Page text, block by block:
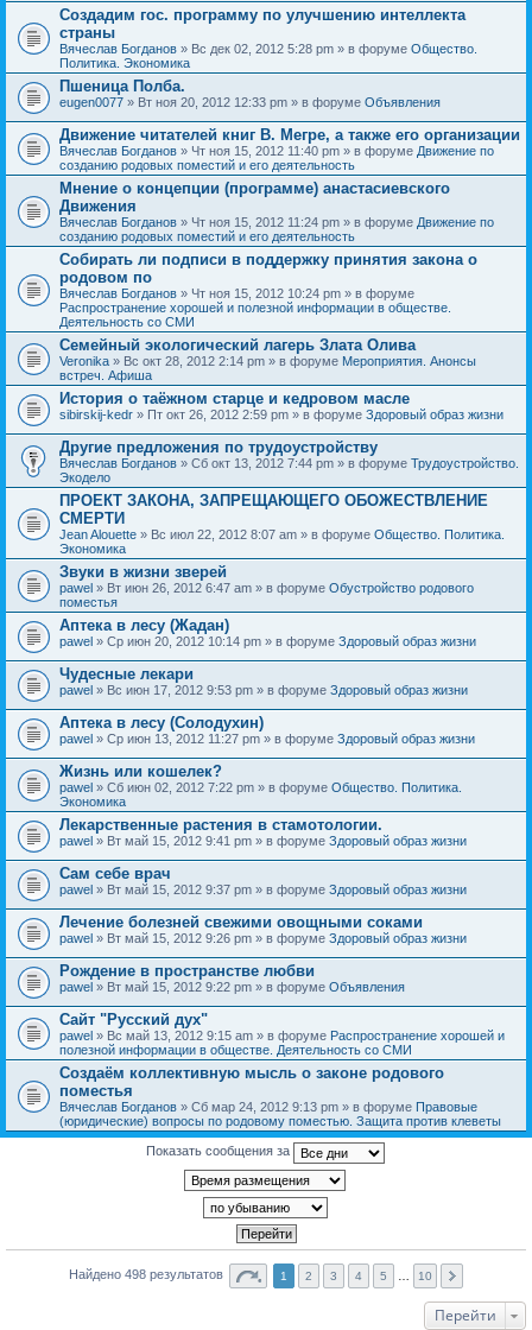
Создадим гос. программу по улучшению интеллекта
страны
Вячеслав Богданов » Вс дек 02, 2012 5:28 pm » в форуме Общество.
Политика. Экономика
Пшеница Полба.
eugen0077 » Вт ноя 20, 2012 12:33 pm » в форуме Объявления
Движение читателей книг В. Мегре, а также его организации
Вячеслав Богданов » Чт ноя 15, 2012 11:40 pm » в форуме Движение по
созданию родовых поместий и его деятельность
Мнение о концепции (программе) анастасиевского
Движения
Вячеслав Богданов » Чт ноя 15, 2012 11:24 pm » в форуме Движение по
созданию родовых поместий и его деятельность
Собирать ли подписи в поддержку принятия закона о
родовом по
Вячеслав Богданов » Чт ноя 15, 2012 10:24 pm » в форуме
Распространение хорошей и полезной информации в обществе.
Деятельность со СМИ
Семейный экологический лагерь Злата Олива
Veronika » Вс окт 28, 2012 2:14 pm » в форуме Мероприятия. Анонсы
встреч. Афиша
История о таёжном старце и кедровом масле
sibirskij-kedr » Пт окт 26, 2012 2:59 pm » в форуме Здоровый образ жизни
Другие предложения по трудоустройству
Вячеслав Богданов » Сб окт 13, 2012 7:44 pm » в форуме Трудоустройство.
Экодело
ПРОЕКТ ЗАКОНА, ЗАПРЕЩАЮЩЕГО ОБОЖЕСТВЛЕНИЕ
СМЕРТИ
Jean Alouette » Вс июл 22, 2012 8:07 am » в форуме Общество. Политика.
Экономика
Звуки в жизни зверей
pawel » Вт июн 26, 2012 6:47 am » в форуме Обустройство родового
поместья
Аптека в лесу (Жадан)
pawel » Ср июн 20, 2012 10:14 pm » в форуме Здоровый образ жизни
Чудесные лекари
pawel » Вс июн 17, 2012 9:53 pm » в форуме Здоровый образ жизни
Аптека в лесу (Солодухин)
pawel » Ср июн 13, 2012 11:27 pm » в форуме Здоровый образ жизни
Жизнь или кошелек?
pawel » Сб июн 02, 2012 7:22 pm » в форуме Общество. Политика.
Экономика
Лекарственные растения в стамотологии.
pawel » Вт май 15, 2012 9:41 pm » в форуме Здоровый образ жизни
Сам себе врач
pawel » Вт май 15, 2012 9:37 pm » в форуме Здоровый образ жизни
Лечение болезней свежими овощными соками
pawel » Вт май 15, 2012 9:26 pm » в форуме Здоровый образ жизни
Рождение в пространстве любви
pawel » Вт май 15, 2012 9:22 pm » в форуме Объявления
Сайт "Русский дух"
pawel » Вс май 13, 2012 9:15 am » в форуме Распространение хорошей и
полезной информации в обществе. Деятельность со СМИ
Создаём коллективную мысль о законе родового
поместья
Вячеслав Богданов » Сб мар 24, 2012 9:13 pm » в форуме Правовые
(юридические) вопросы по родовому поместью. Защита против клеветы
Показать сообщения за
Найдено 498 результатов 1 2 3 4 5 10
Перейти